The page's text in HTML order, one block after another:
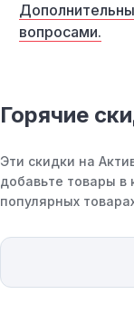
вопросами.
Горячие
Эти скидки на
добавьте товары в
популярных